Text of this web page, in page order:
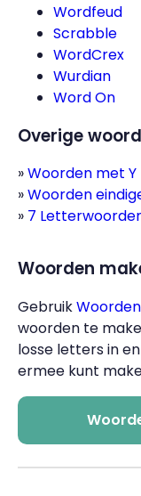
Wordfeud
Scrabble
WordCrex
Wurdian
Word On
Overige
Woorden met Y
Woorden
7
Woorden
Gebruik
woorden te
losse letters in
ermee kunt